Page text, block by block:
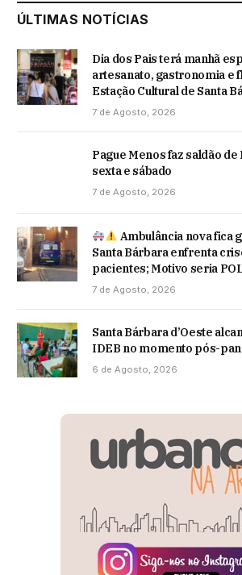
ÚLTIMAS NOTÍCIAS
Dia dos Pais terá manhã
artesanato, gastronomia e
Estação Cultural de Santa
7 de Agosto, 2026
Pague Menos faz saldão de
sexta e sábado
7 de Agosto, 2026
Ambulância nova fica
Santa Bárbara enfrenta
pacientes; Motivo seria
7 de Agosto, 2026
Santa Bárbara d’Oeste
IDEB no momento pós-
6 de Agosto, 2026